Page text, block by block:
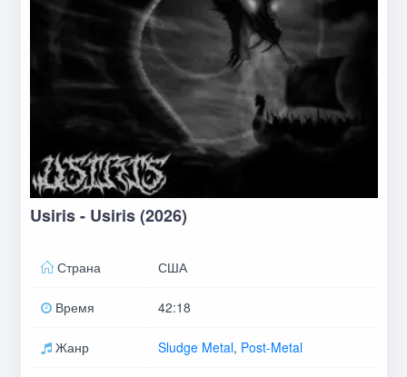
Usiris - Usiris (2026)
Страна США
Время 42:18
Жанр Sludge Metal, Post-Metal